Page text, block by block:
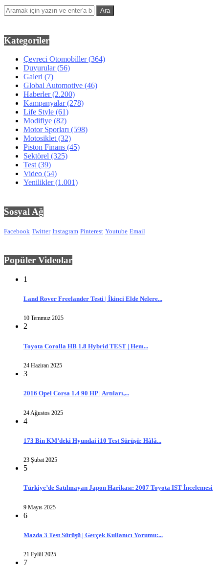
Kategoriler
Çevreci Otomobiller(364)
Duyurular(56)
Galeri (7)
Global Automotive (46)
Haberler(2.200)
Kampanyalar(278)
Life Style (61)
Modifiye (82)
Motor Sporları (598)
Motosiklet(32)
Piston Finans (45)
Sektörel (325)
Test(39)
Video (54)
Yenilikler(1.001)
Sosyal Ağ
Facebook Twitter Instagram Pinterest Youtube Email
Popüler Videolar
1
Land Rover Freelander Testi | İkinci Elde Nelere...
10 Temmuz 2025
2
Toyota Corolla HB 1.8 Hybrid TEST | Hem...
24 Haziran 2025
3
2016 Opel Corsa 1.4 90 HP | Artıları,...
24 Ağustos 2025
4
173 Bin KM’deki Hyundai i10 Test Sürüşü: Hâlâ...
23 Şubat 2025
5
Türkiye’de Satılmayan Japon Harikası: 2007 Toyota IST İncelemesi
9 Mayıs 2025
6
Mazda 3 Test Sürüşü | Gerçek Kullanıcı Yorumu:...
21 Eylül 2025
7